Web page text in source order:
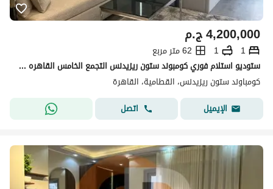
ج.م4,200,000
1
1
62 متر مربع
ستوديو استلام فوري كومبوند ستون ريزيدنس التجمع الخامس القاهره الجديده
كومباوند ستون ريزيدنس، القطامية، القاهرة
الإيميل
اتصل